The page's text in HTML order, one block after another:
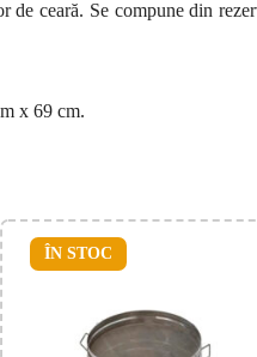
de ceară. Se compune din
x 69 cm.
ÎN STOC